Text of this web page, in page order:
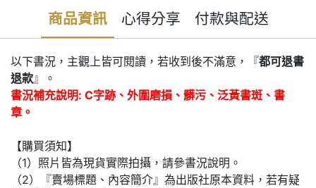
商品資訊 心得分享 付款與配送
以下書況，主觀上皆可閱讀，若收到後不滿意，『都可退書
退款』。
書況補充說明: C字跡、外圍磨損、髒污、泛黃書斑、書
章。
【購買須知】
（1）照片皆為現貨實際拍攝，請參書況說明。
（2）『賣場標題、內容簡介』為出版社原本資料，若有疑